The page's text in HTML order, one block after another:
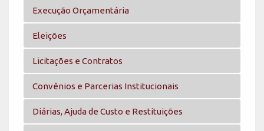
Execução Orçamentária
Eleições
Licitações e Contratos
Convênios e Parcerias Institucionais
Diárias, Ajuda de Custo e Restituições